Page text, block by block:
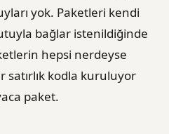
yok. Paketleri kendi
bağlar istenildiğinde
hepsi nerdeyse
kodla kuruluyor
paket.